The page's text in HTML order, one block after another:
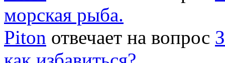
морская рыба.
Piton отвечает на вопрос